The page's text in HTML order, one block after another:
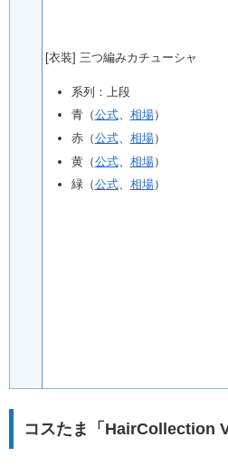
[衣装] 三つ編みカチューシャ
系列：上段
青（公式、 相場）
赤（公式、 相場）
黄（公式、 相場）
緑（公式、 相場）
コスたま「HairCollection